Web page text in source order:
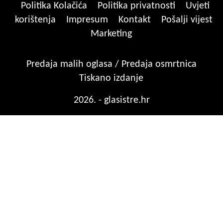
Politika Kolačića Politika privatnosti
Uvjeti
korištenja
Impresum Kontakt
Pošalji vijest
Marketing
Predaja malih oglasa / Predaja osmrtnica
Tiskano izdanje
2026. - glasistre.hr